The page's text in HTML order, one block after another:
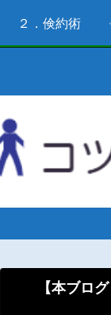
２．倹約術
【本ブロ